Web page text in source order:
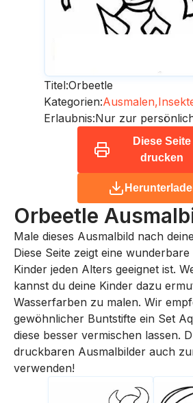
Titel:Orbeetle
Kategorien:Ausmalen,
Erlaubnis:Nur zur
Diese Seite
drucken
Orbeetle
Male dieses Ausmalbild nach
Diese Seite zeigt eine
Kinder jeden Alters geeignet ist.
kannst du deine Kinder dazu
Wasserfarben zu malen. Wir
gewöhnlicher Buntstifte ein Set
diese besser vermischen lassen.
druckbaren Ausmalbilder auch
verwenden!